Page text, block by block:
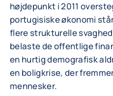
højdepunkt i 2011
portugisiske økonomi
flere strukturelle
belaste de offentlige
en hurtig demografisk
en boligkrise, der
mennesker.